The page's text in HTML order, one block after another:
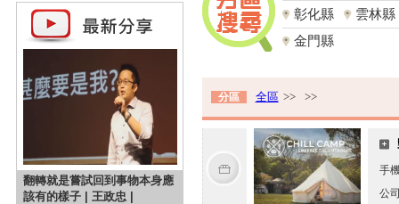
翻轉就是嘗試回到事物本身應
該有的樣子 | 王政忠 |
彰化縣
雲林縣
金門縣
分區 全區 >> >>
手
公